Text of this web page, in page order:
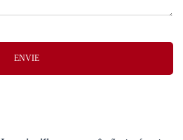
ENVIE